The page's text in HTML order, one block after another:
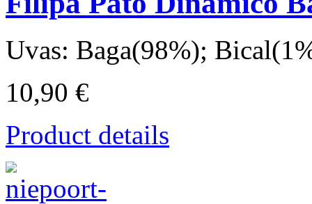
Uvas: Baga(98%);
10,90 €
Product details